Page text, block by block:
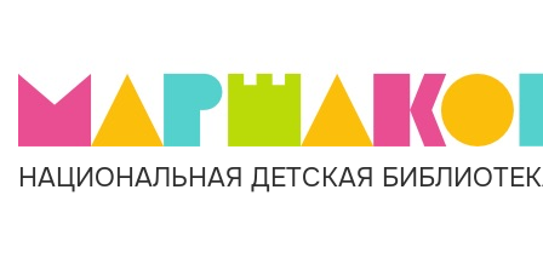
НАЦИОНАЛЬНАЯ ДЕТСКАЯ